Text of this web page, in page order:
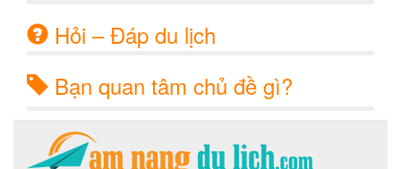
Hỏi – Đáp du lịch
Bạn quan tâm chủ đề gì?